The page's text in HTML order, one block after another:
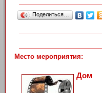
Поделиться…
Место мероприятия:
Дом